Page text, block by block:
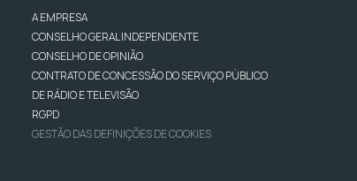
A EMPRESA
CONSELHO GERAL INDEPENDENTE
CONSELHO DE OPINIÃO
CONTRATO DE CONCESSÃO DO SERVIÇO PÚBLICO
DE RÁDIO E TELEVISÃO
RGPD
GESTÃO DAS DEFINIÇÕES DE COOKIES